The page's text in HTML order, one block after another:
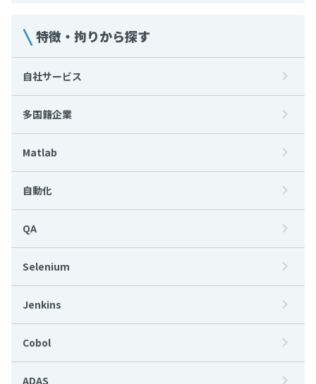
特徴・拘りから探す
自社サービス
多国籍企業
Matlab
自動化
QA
Selenium
Jenkins
Cobol
ADAS